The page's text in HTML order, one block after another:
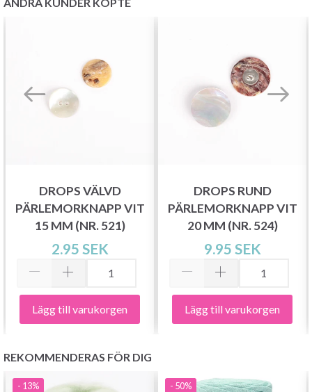
DROPS VÄLVD
PÄRLEMORKNAPP VIT
15 MM (NR. 521)
2.95 SEK
Lägg till varukorgen
DROPS RUND
PÄRLEMORKNAPP VIT
20 MM (NR. 524)
9.95 SEK
Lägg till varukorgen
REKOMMENDERAS FÖR DIG
- 13% - 50%
Bli en del av vår garn-gemenskap och få
exklusiv tillgång till inspirerande
Prenumerera
Nej tack